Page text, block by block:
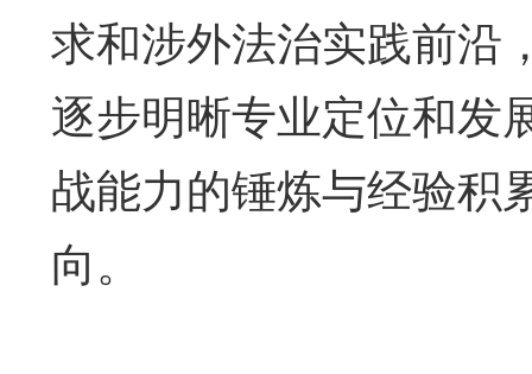
求和涉外法治实践前沿
逐步明晰专业定位和发
战能力的锤炼与经验积
向。